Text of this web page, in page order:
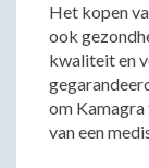
Het kopen
ook
kwaliteit en
om Kamagra
van een